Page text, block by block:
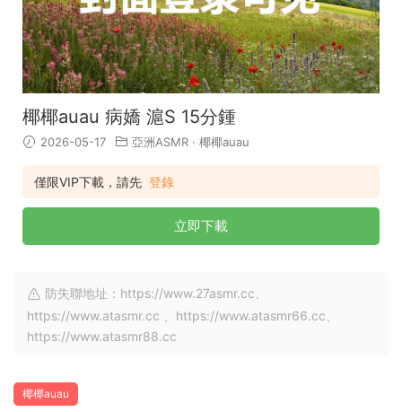
椰椰auau 病嬌 滬S 15分鍾
2026-05-17 亞洲ASMR · 椰椰auau
僅限VIP下載，請先 登錄
立即下載
防失聯地址：https://www.27asmr.cc、
https://www.atasmr.cc 、https://www.atasmr66.cc、
https://www.atasmr88.cc
椰椰auau